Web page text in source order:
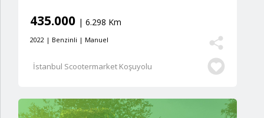
435.000 | 6.298 Km
2022 | Benzinli | Manuel
İstanbul Scootermarket Koşuyolu